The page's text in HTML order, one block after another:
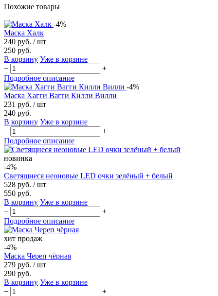
Похожие товары
-4%
Маска Халк
240 руб. / шт
250 руб.
В корзину Уже в корзине
−
+
Подробное описание
-4%
Маска Хагги Вагги Килли Вилли
231 руб. / шт
240 руб.
В корзину Уже в корзине
−
+
Подробное описание
новинка
-4%
Светящиеся неоновые LED очки зелёный + белый
528 руб. / шт
550 руб.
В корзину Уже в корзине
−
+
Подробное описание
хит продаж
-4%
Маска Череп чёрная
279 руб. / шт
290 руб.
В корзину Уже в корзине
−
+